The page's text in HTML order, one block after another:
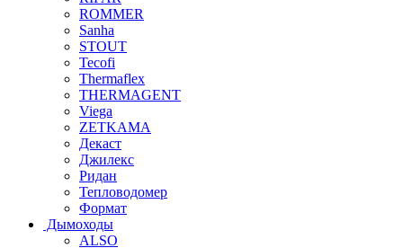
ROMMER
Sanha
STOUT
Tecofi
Thermaflex
THERMAGENT
Viega
ZETKAMA
Декаст
Джилекс
Ридан
Тепловодомер
Формат
Дымоходы
ALSO